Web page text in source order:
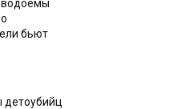
водоемы
бьют
детоубийц